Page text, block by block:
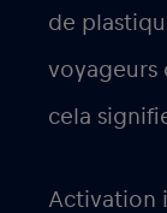
de
voyageurs
cela
Activation